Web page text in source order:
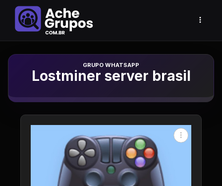
Grupo de Whatsapp
Lostminer server brasil